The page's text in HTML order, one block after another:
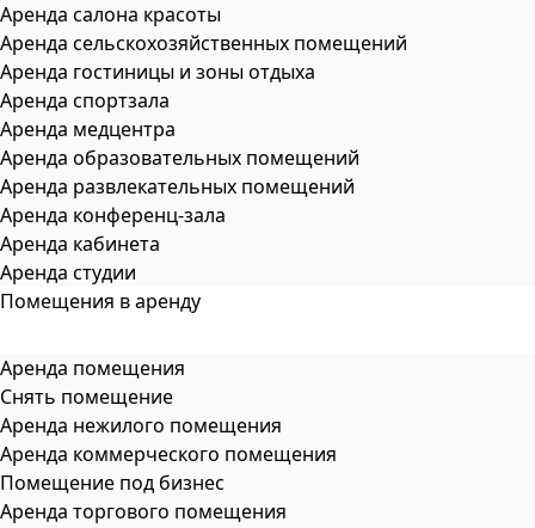
Аренда салона красоты
Аренда сельскохозяйственных помещений
Аренда гостиницы и зоны отдыха
Аренда спортзала
Аренда медцентра
Аренда образовательных помещений
Аренда развлекательных помещений
Аренда конференц-зала
Аренда кабинета
Аренда студии
Помещения в аренду
Аренда помещения
Снять помещение
Аренда нежилого помещения
Аренда коммерческого помещения
Помещение под бизнес
Аренда торгового помещения